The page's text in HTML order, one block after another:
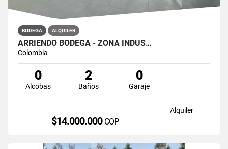
BODEGA ALQUILER
ARRIENDO BODEGA - ZONA INDUS…
Colombia
0
Alcobas
2
Baños
0
Garaje
Alquiler
$14.000.000 COP